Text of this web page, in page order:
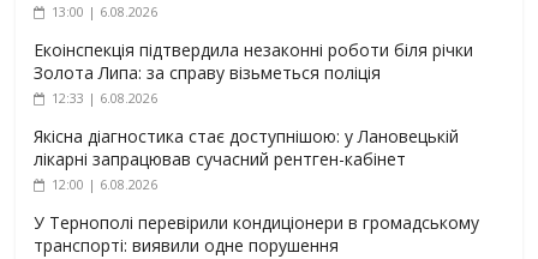
13:00 | 6.08.2026
Екоінспекція підтвердила незаконні роботи біля річки
Золота Липа: за справу візьметься поліція
12:33 | 6.08.2026
Якісна діагностика стає доступнішою: у Лановецькій
лікарні запрацював сучасний рентген-кабінет
12:00 | 6.08.2026
У Тернополі перевірили кондиціонери в громадському
транспорті: виявили одне порушення